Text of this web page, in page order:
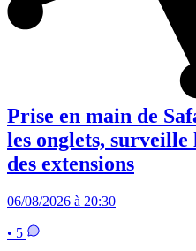
Prise en main de
les onglets, surveille
des extensions
06/08/2026 à 20:30
• 5